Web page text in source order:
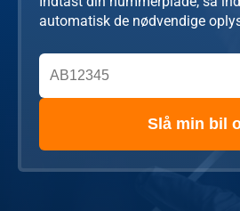
automatisk de nødvendige
Slå min bil